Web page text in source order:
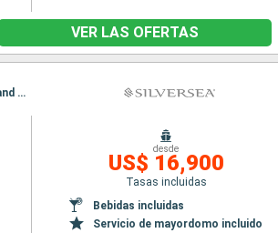
VER LAS OFERTAS
Itinerario : Puerto Williams, Paso de Drake, Antarctic Sound, Peninsula Antártida, Islas Shetland del Sur, Puerto Williams, Paso de Drake, Antarctic Sound, Peninsula Antártida, Islas Shetland del Sur, Paso de Drake, Puerto Williams
desde
US$ 16,900
Tasas incluidas
Bebidas incluidas
Servicio de mayordomo incluido